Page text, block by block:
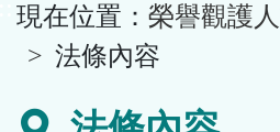
區
塊
現在位置： 榮譽觀護
法條內容